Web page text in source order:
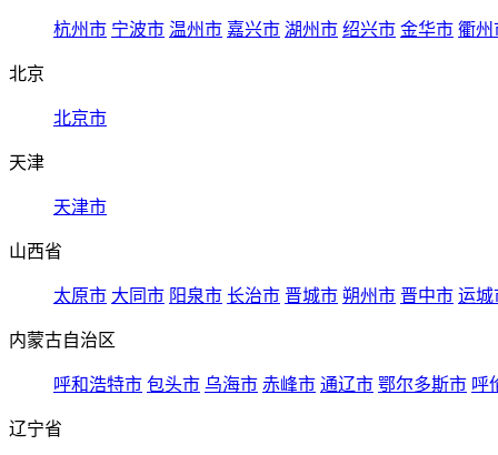
杭州市 宁波市 温州市 嘉兴市 湖州市 绍兴市 金华市 衢州
北京
北京市
天津
天津市
山西省
太原市 大同市 阳泉市 长治市 晋城市 朔州市 晋中市 运城
内蒙古自治区
呼和浩特市 包头市 乌海市 赤峰市 通辽市 鄂尔多斯市 呼
辽宁省